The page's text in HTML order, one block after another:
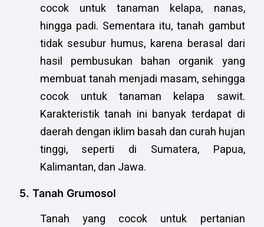
cocok untuk tanaman kelapa, nanas,
hingga padi. Sementara itu, tanah gambut
tidak sesubur humus, karena berasal dari
hasil pembusukan bahan organik yang
membuat tanah menjadi masam, sehingga
cocok untuk tanaman kelapa sawit.
Karakteristik tanah ini banyak terdapat di
daerah dengan iklim basah dan curah hujan
tinggi, seperti di Sumatera, Papua,
Kalimantan, dan Jawa.
5. Tanah Grumosol
Tanah yang cocok untuk pertanian